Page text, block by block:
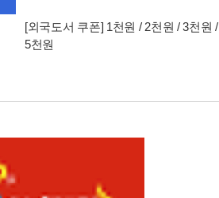
[외국도서 쿠폰] 1천원 / 2천원 / 3천원 /
5천원